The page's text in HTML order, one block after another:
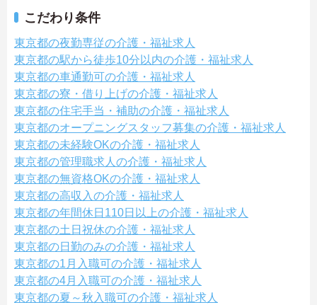
こだわり条件
東京都の夜勤専従の介護・福祉求人
東京都の駅から徒歩10分以内の介護・福祉求人
東京都の車通勤可の介護・福祉求人
東京都の寮・借り上げの介護・福祉求人
東京都の住宅手当・補助の介護・福祉求人
東京都のオープニングスタッフ募集の介護・福祉求人
東京都の未経験OKの介護・福祉求人
東京都の管理職求人の介護・福祉求人
東京都の無資格OKの介護・福祉求人
東京都の高収入の介護・福祉求人
東京都の年間休日110日以上の介護・福祉求人
東京都の土日祝休の介護・福祉求人
東京都の日勤のみの介護・福祉求人
東京都の1月入職可の介護・福祉求人
東京都の4月入職可の介護・福祉求人
東京都の夏～秋入職可の介護・福祉求人